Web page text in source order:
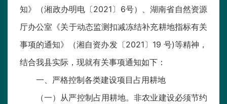
知》（湘政办明电〔2021〕6号）、湖南省自然资源
厅办公室《关于动态监测扣减冻结补充耕地指标有关
事项的通知》（湘自资办发〔2021〕19 号)等精神，
结合我县实际，现就有关事项通知如下：
一、严格控制各类建设项目占用耕地
（一）从严控制占用耕地。非农业建设必须节约